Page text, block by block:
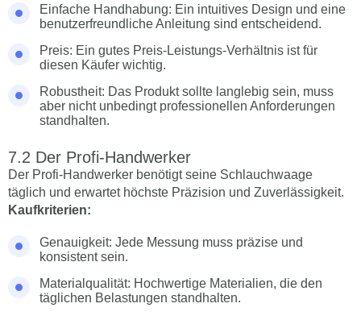
Einfache Handhabung: Ein intuitives Design und eine
benutzerfreundliche Anleitung sind entscheidend.
Preis: Ein gutes Preis-Leistungs-Verhältnis ist für
diesen Käufer wichtig.
Robustheit: Das Produkt sollte langlebig sein, muss
aber nicht unbedingt professionellen Anforderungen
standhalten.
Der Profi-Handwerker
Der Profi-Handwerker benötigt seine Schlauchwaage
täglich und erwartet höchste Präzision und Zuverlässigkeit.
Kaufkriterien:
Genauigkeit: Jede Messung muss präzise und
konsistent sein.
Materialqualität: Hochwertige Materialien, die den
täglichen Belastungen standhalten.